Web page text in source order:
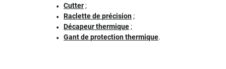
Cutter;
Raclette de précision;
Décapeur thermique;
Gant de protection thermique.